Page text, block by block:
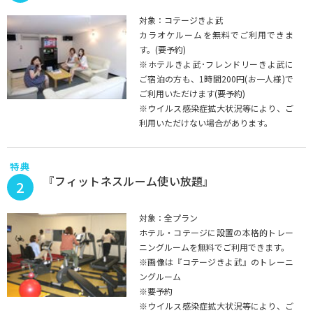
対象：コテージきよ武
カラオケルームを無料でご利用できま
す。(要予約)
※ホテルきよ武･フレンドリーきよ武に
ご宿泊の方も、1時間200円(お一人様)で
ご利用いただけます(要予約)
※ウイルス感染症拡大状況等により、ご
利用いただけない場合があります。
特典
2 『フィットネスルーム使い放題』
対象：全プラン
ホテル・コテージに設置の本格的トレー
ニングルームを無料でご利用できます。
※画像は『コテージきよ武』のトレーニ
ングルーム
※要予約
※ウイルス感染症拡大状況等により、ご